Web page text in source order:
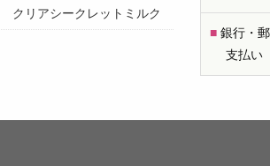
クリアシークレットミルク
■ 銀行・
支払い